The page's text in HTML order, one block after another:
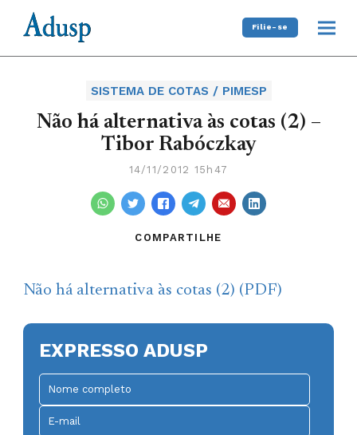
Filie-se
SISTEMA DE COTAS / PIMESP
Não há alternativa às cotas (2) –
Tibor Rabóczkay
14/11/2012 15h47
COMPARTILHE
Não há alternativa às cotas (2) (PDF)
EXPRESSO ADUSP